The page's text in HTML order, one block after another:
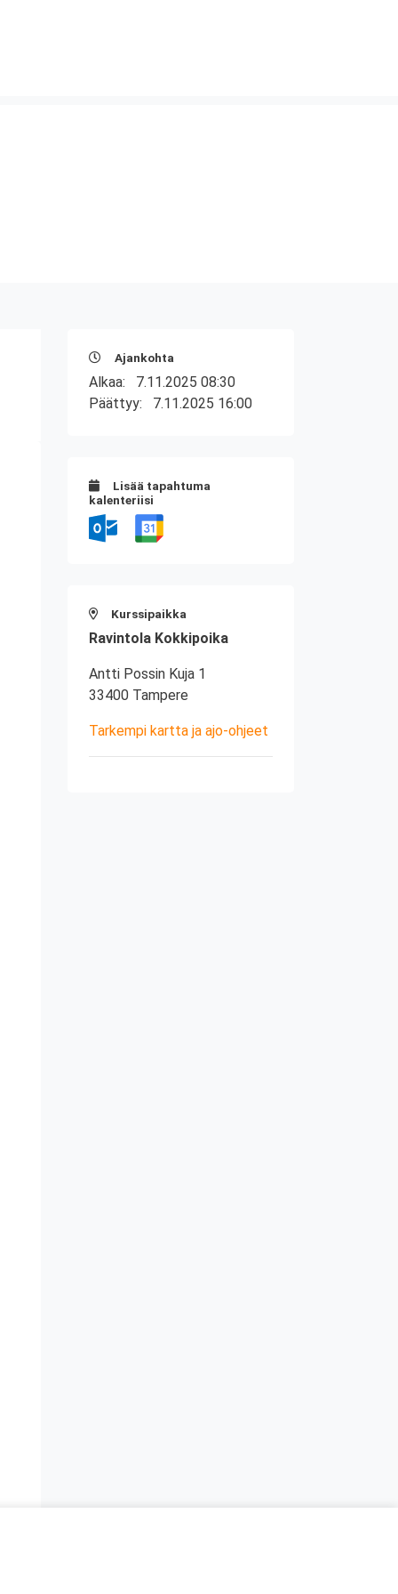
Ajankohta
Alkaa: 7.11.2025 08:30
Päättyy: 7.11.2025 16:00
Lisää tapahtuma
kalenteriisi
Kurssipaikka
Ravintola Kokkipoika
Antti Possin Kuja 1
33400 Tampere
Tarkempi kartta ja ajo-ohjeet